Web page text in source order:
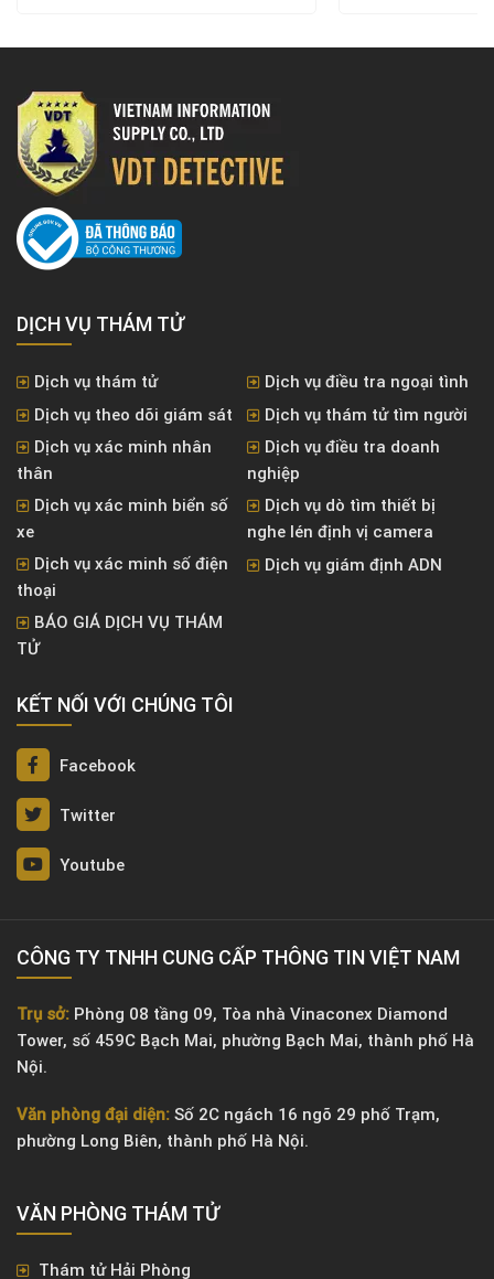
DỊCH VỤ THÁM TỬ
Dịch vụ thám tử
Dịch vụ điều tra ngoại tình
Dịch vụ theo dõi giám sát
Dịch vụ thám tử tìm người
Dịch vụ xác minh nhân
thân
Dịch vụ điều tra doanh
nghiệp
Dịch vụ xác minh biển số
xe
Dịch vụ dò tìm thiết bị
nghe lén định vị camera
Dịch vụ xác minh số điện
thoại
Dịch vụ giám định ADN
BÁO GIÁ DỊCH VỤ THÁM
TỬ
KẾT NỐI VỚI CHÚNG TÔI
Facebook
Twitter
Youtube
CÔNG TY TNHH CUNG CẤP THÔNG TIN VIỆT NAM
Trụ sở: Phòng 08 tầng 09, Tòa nhà Vinaconex Diamond
Tower, số 459C Bạch Mai, phường Bạch Mai, thành phố Hà
Nội.
Văn phòng đại diện: Số 2C ngách 16 ngõ 29 phố Trạm,
phường Long Biên, thành phố Hà Nội.
VĂN PHÒNG ​THÁM TỬ
Thám tử Hải Phòng